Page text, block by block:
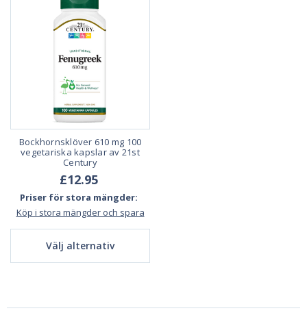
Bockhornsklöver 610 mg 100
vegetariska kapslar av 21st
Century
£12.95
Priser för stora mängder:
Köp i stora mängder och spara
Välj alternativ